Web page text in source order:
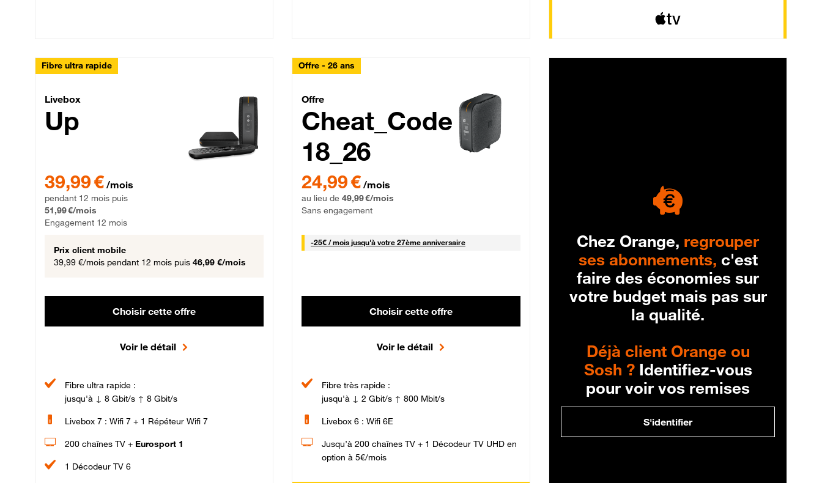
Fibre ultra rapide
Livebox Up Fibre
Livebox
Up
39,99 € /mois
pendant 12 mois puis
51,99 €/mois
Engagement 12 mois
Prix client mobile
39,99 €/mois pendant 12 mois puis 46,99 €/mois
Choisir cette offre
Voir le détail
Fibre ultra rapide :
jusqu'à ↓ 8 Gbit/s ↑ 8 Gbit/s
Livebox 7 : Wifi 7 + 1 Répéteur Wifi 7
200 chaînes TV + Eurosport 1
1 Décodeur TV 6
Offre - 26 ans
Cheat_Code Fibre_18_26
Offre
Cheat_Code
18_26
24,99 € /mois
au lieu de 49,99 €/mois
Sans engagement
-25€ / mois25 € par mois
jusqu'à votre 27ème anniversaire
Choisir cette offre
Voir le détail
Fibre très rapide :
jusqu'à ↓ 2 Gbit/s ↑ 800 Mbit/s
Livebox 6 : Wifi 6E
Jusqu’à 200 chaînes TV + 1 Décodeur TV UHD en
option à 5€/mois
Chez Orange, regrouper
ses abonnements, c'est
faire des économies sur
votre budget mais pas sur
la qualité.
Déjà client Orange ou
Sosh ?Identifiez-vous
pour voir vos remises
S'identifier